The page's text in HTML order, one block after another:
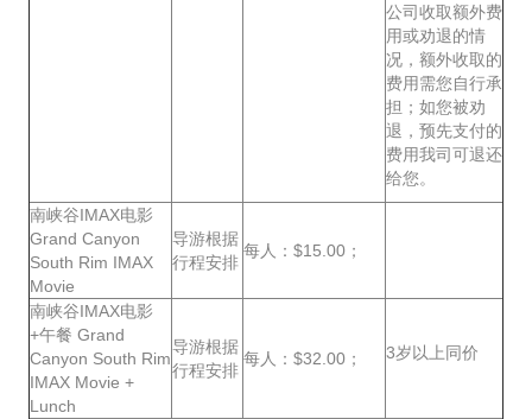
公司收取额外费
用或劝退的情
况，额外收取的
费用需您自行承
担；如您被劝
退，预先支付的
费用我司可退还
给您。
南峡谷IMAX电影
Grand Canyon
South Rim IMAX
Movie
导游根据
行程安排
每人：$15.00；
南峡谷IMAX电影
+午餐 Grand
Canyon South Rim
IMAX Movie +
Lunch
导游根据
行程安排
每人：$32.00； 3岁以上同价